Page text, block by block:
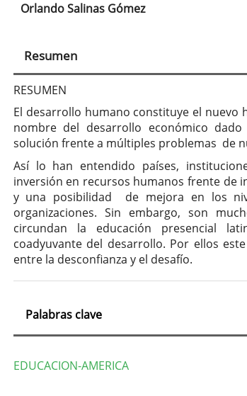
Contenido
principal
del
artículo
Orlando Salinas Gómez
Resumen
RESUMEN
El desarrollo humano constituye el nuevo
nombre del desarrollo económico
solución frente a múltiples problemas de
Así lo han entendido países,
inversión en recursos humanos frente de
y una posibilidad de mejora en los
organizaciones. Sin embargo, son
circundan la educación presencial
coadyuvante del desarrollo. Por ellos
entre la desconfianza y el desafío.
Palabras clave
EDUCACION-AMERICA